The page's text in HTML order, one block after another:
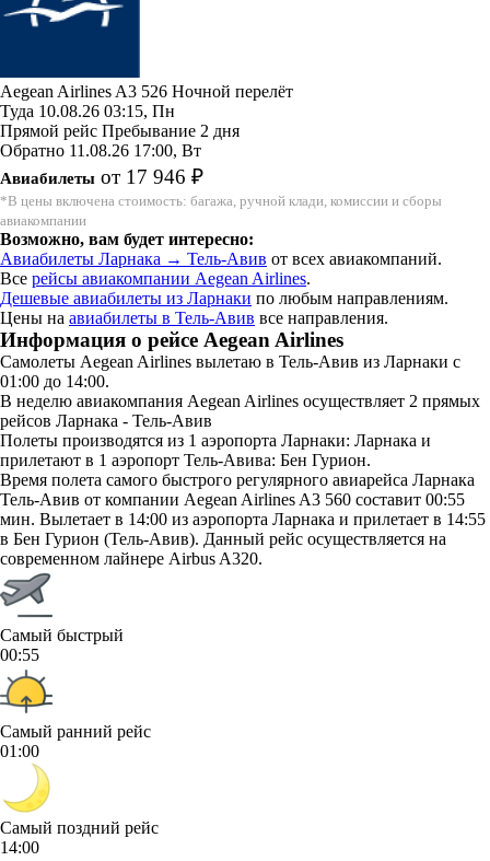
Aegean Airlines A3 526 Ночной перелёт
Туда 10.08.26 03:15, Пн
Прямой рейс Пребывание 2 дня
Обратно 11.08.26 17:00, Вт
Авиабилеты от 17 946 ₽
*В цены включена стоимость: багажа, ручной клади, комиссии и сборы
авиакомпании
Возможно, вам будет интересно:
Авиабилеты Ларнака → Тель-Авив от всех авиакомпаний.
Все рейсы авиакомпании Aegean Airlines.
Дешевые авиабилеты из Ларнаки по любым направлениям.
Цены на авиабилеты в Тель-Авив все направления.
Информация о рейсе Aegean Airlines
Самолеты Aegean Airlines вылетаю в Тель-Авив из Ларнаки с
01:00 до 14:00.
В неделю авиакомпания Aegean Airlines осуществляет 2 прямых
рейсов Ларнака - Тель-Авив
Полеты производятся из 1 аэропорта Ларнаки: Ларнака и
прилетают в 1 аэропорт Тель-Авива: Бен Гурион.
Время полета самого быстрого регулярного авиарейса Ларнака
Тель-Авив от компании Aegean Airlines A3 560 составит 00:55
мин. Вылетает в 14:00 из аэропорта Ларнака и прилетает в 14:55
в Бен Гурион (Тель-Авив). Данный рейс осуществляется на
современном лайнере Airbus A320.
Самый быстрый
00:55
Самый ранний рейс
01:00
Самый поздний рейс
14:00